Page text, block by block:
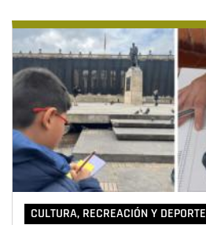
CULTURA, RECREACIÓN Y DEPORTE